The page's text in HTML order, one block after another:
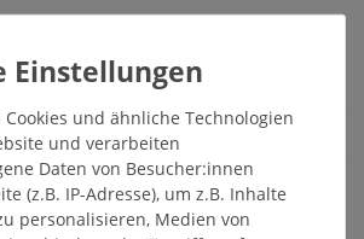
48h
In den Warenkorb
und ähnliche Technologien
und verarbeiten
Daten von Besucher:innen
(z.B. IP-Adresse), um z.B. Inhalte
personalisieren, Medien von